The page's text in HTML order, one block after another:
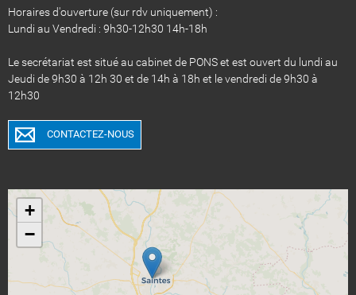
Horaires d'ouverture (sur rdv uniquement) :
Lundi au Vendredi : 9h30-12h30 14h-18h
Le secrétariat est situé au cabinet de PONS et est ouvert du lundi au
Jeudi de 9h30 à 12h 30 et de 14h à 18h et le vendredi de 9h30 à
12h30
CONTACTEZ-NOUS
+
−